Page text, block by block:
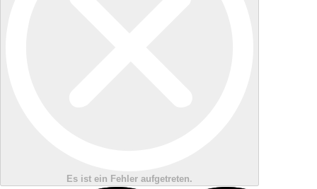
Es ist ein Fehler aufgetreten.